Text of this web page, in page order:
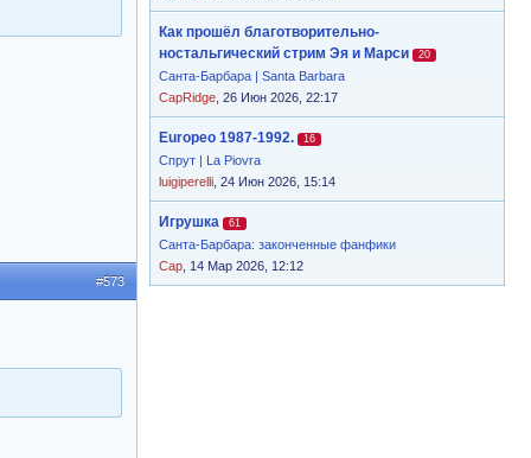
Как прошёл благотворительно-
ностальгический стрим Эя и Марси
20
Санта-Барбара | Santa Barbara
CapRidge , 26 Июн 2026, 22:17
Europeo 1987-1992. 16
Спрут | La Piovra
luigiperelli , 24 Июн 2026, 15:14
Игрушка 61
Санта-Барбара: законченные фанфики
Cap , 14 Мар 2026, 12:12
#573